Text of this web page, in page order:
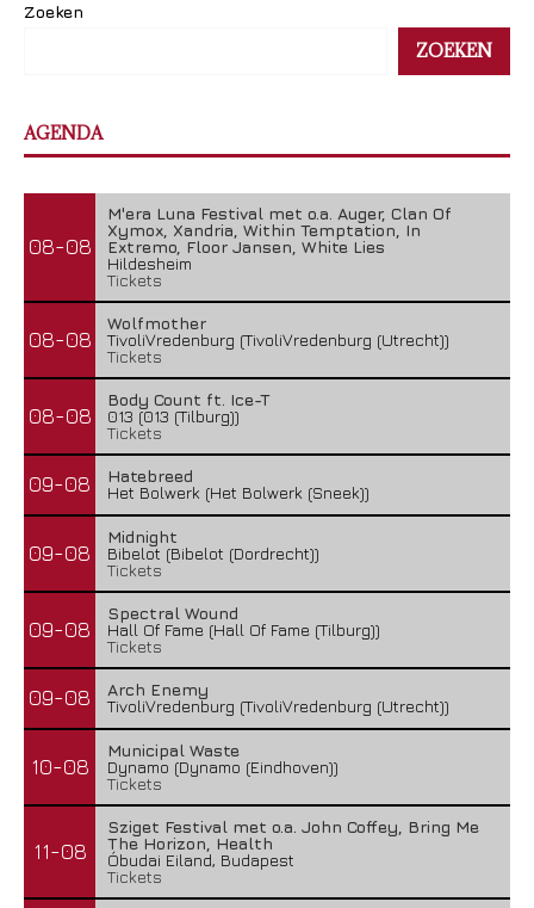
Zoeken
ZOEKEN
AGENDA
08-08
M'era Luna Festival met o.a. Auger, Clan Of
Xymox, Xandria, Within Temptation, In
Extremo, Floor Jansen, White Lies
Hildesheim
Tickets
08-08
Wolfmother
TivoliVredenburg (TivoliVredenburg (Utrecht))
Tickets
08-08
Body Count ft. Ice-T
013 (013 (Tilburg))
Tickets
09-08
Hatebreed
Het Bolwerk (Het Bolwerk (Sneek))
09-08
Midnight
Bibelot (Bibelot (Dordrecht))
Tickets
09-08
Spectral Wound
Hall Of Fame (Hall Of Fame (Tilburg))
Tickets
09-08
Arch Enemy
TivoliVredenburg (TivoliVredenburg (Utrecht))
10-08
Municipal Waste
Dynamo (Dynamo (Eindhoven))
Tickets
11-08
Sziget Festival met o.a. John Coffey, Bring Me
The Horizon, Health
Óbudai Eiland, Budapest
Tickets